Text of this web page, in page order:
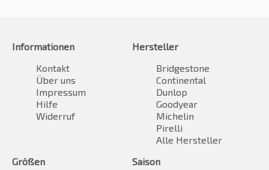
Informationen
Kontakt
Über uns
Impressum
Hilfe
Widerruf
Hersteller
Bridgestone
Continental
Dunlop
Goodyear
Michelin
Pirelli
Alle Hersteller
Größen
Saison